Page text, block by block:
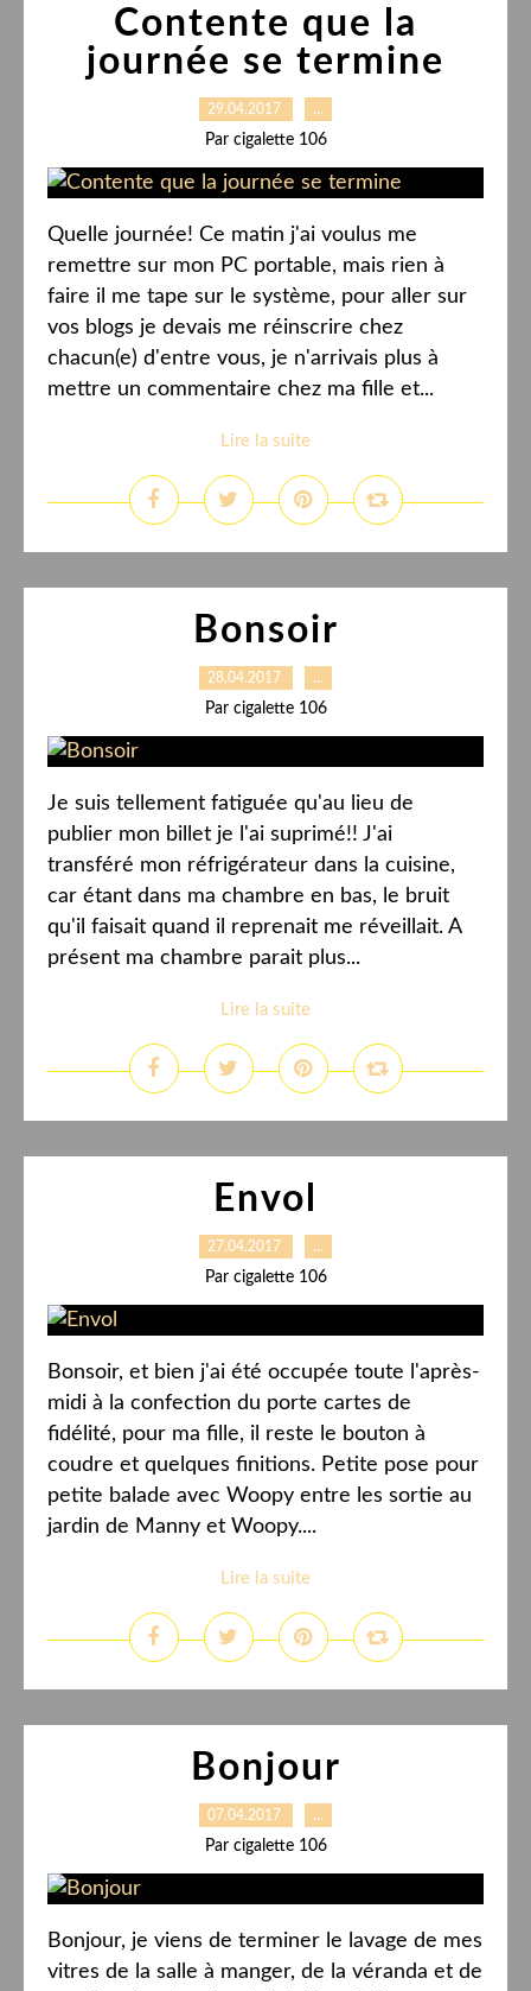
Contente que la
journée se termine
29.04.2017 …
Par cigalette 106
Quelle journée! Ce matin j'ai voulus me
remettre sur mon PC portable, mais rien à
faire il me tape sur le système, pour aller sur
vos blogs je devais me réinscrire chez
chacun(e) d'entre vous, je n'arrivais plus à
mettre un commentaire chez ma fille et...
Lire la suite
Bonsoir
28.04.2017 …
Par cigalette 106
Je suis tellement fatiguée qu'au lieu de
publier mon billet je l'ai suprimé!! J'ai
transféré mon réfrigérateur dans la cuisine,
car étant dans ma chambre en bas, le bruit
qu'il faisait quand il reprenait me réveillait. A
présent ma chambre parait plus...
Lire la suite
Envol
27.04.2017 …
Par cigalette 106
Bonsoir, et bien j'ai été occupée toute l'après-
midi à la confection du porte cartes de
fidélité, pour ma fille, il reste le bouton à
coudre et quelques finitions. Petite pose pour
petite balade avec Woopy entre les sortie au
jardin de Manny et Woopy....
Lire la suite
Bonjour
07.04.2017 …
Par cigalette 106
Bonjour, je viens de terminer le lavage de mes
vitres de la salle à manger, de la véranda et de